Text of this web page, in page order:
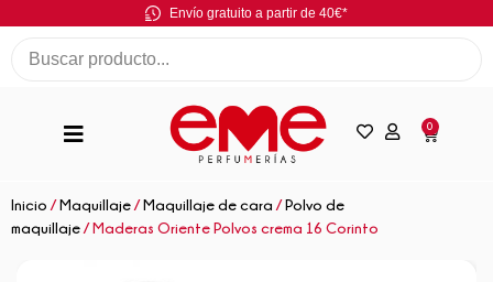
Envío gratuito a partir de 40€*
0
Inicio /Maquillaje /Maquillaje de cara /Polvo de
maquillaje / Maderas Oriente Polvos crema 16 Corinto